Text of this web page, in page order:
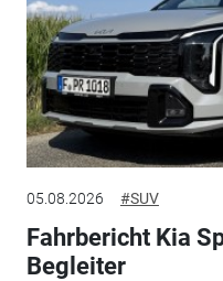
05.08.2026 #SUV
Fahrbericht Kia
Begleiter